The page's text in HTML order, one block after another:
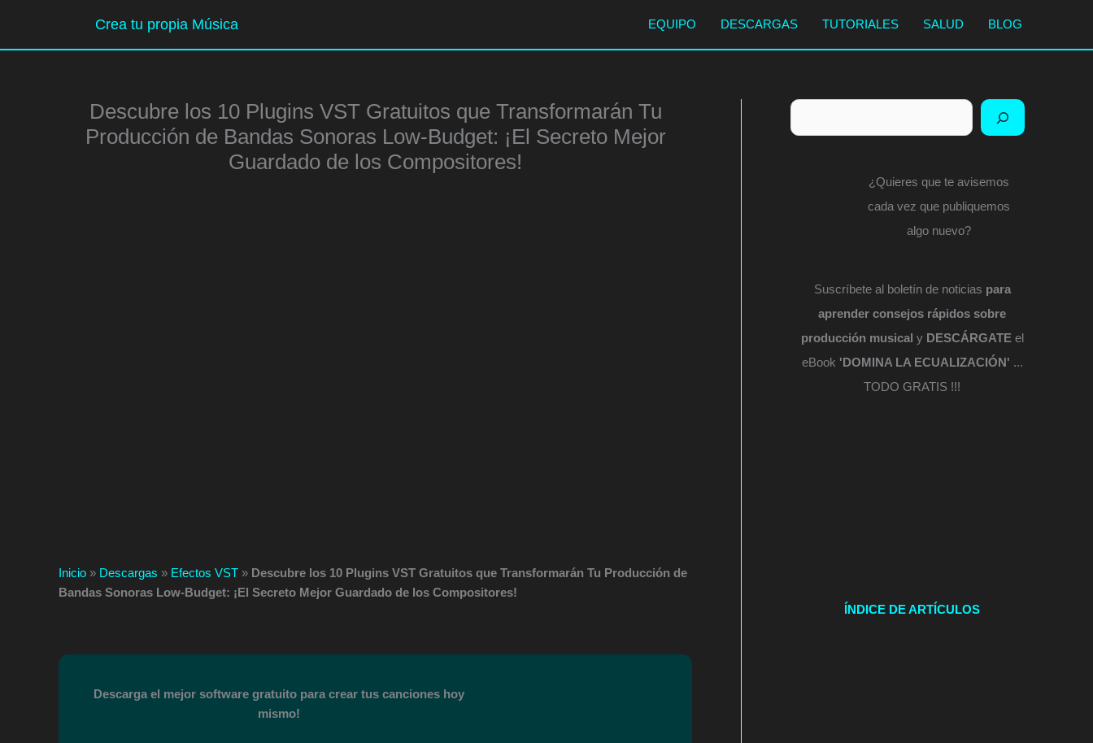
contenido
Crea tu propia Música EQUIPO DESCARGAS TUTORIALES SALUD BLOG
Descubre los 10 Plugins VST Gratuitos que Transformarán Tu
Producción de Bandas Sonoras Low-Budget: ¡El Secreto Mejor
Guardado de los Compositores!
Inicio » Descargas » Efectos VST » Descubre los 10 Plugins VST Gratuitos que Transformarán Tu Producción de
Bandas Sonoras Low-Budget: ¡El Secreto Mejor Guardado de los Compositores!
Descarga el mejor software gratuito para crear tus canciones hoy
mismo!
Buscar
¿Quieres que te avisemos
cada vez que publiquemos
algo nuevo?
Suscríbete al boletín de noticias para
aprender consejos rápidos sobre
producción musical y DESCÁRGATEel
eBook 'DOMINA LA ECUALIZACIÓN' ...
TODO GRATIS !!!
ÍNDICE DE ARTÍCULOS